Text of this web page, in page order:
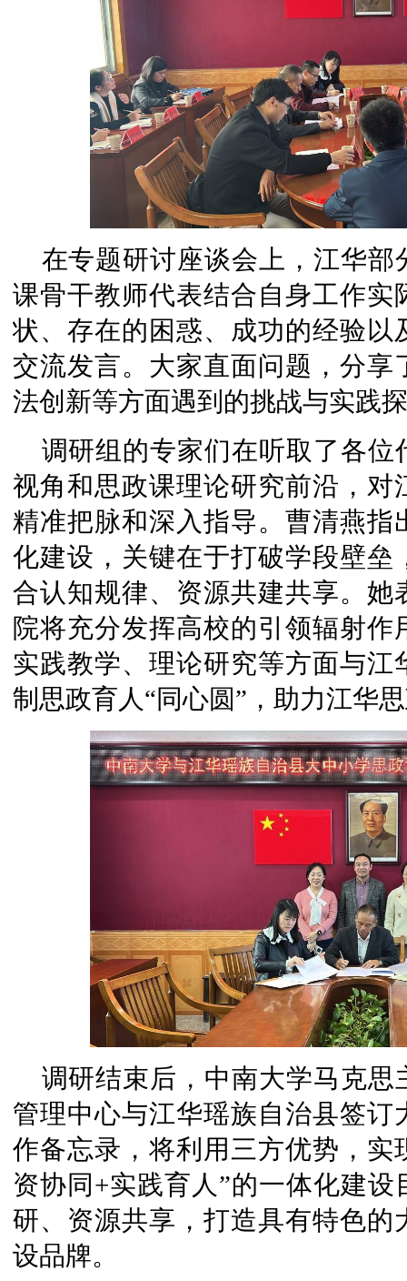
在专题研讨座谈会上，江华
课骨干教师代表结合自身工作
状、存在的困惑、成功的经验
交流发言。大家直面问题，分
法创新等方面遇到的挑战与实践
调研组的专家们在听取了各
视角和思政课理论研究前沿，
精准把脉和深入指导。曹清燕
化建设，关键在于打破学段壁
合认知规律、资源共建共享。
院将充分发挥高校的引领辐射
实践教学、理论研究等方面与
制思政育人“同心圆”，助力江华
调研结束后，中南大学马克
管理中心与江华瑶族自治县签
作备忘录，将利用三方优势，实
资协同+实践育人”的一体化建
研、资源共享，打造具有特色
设品牌。